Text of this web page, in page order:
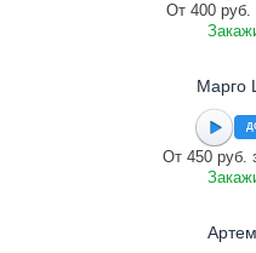
От 400 руб.
Марго
От 450 руб.